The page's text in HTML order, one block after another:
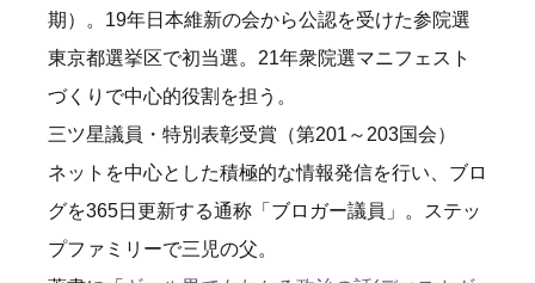
期）。19年日本維新の会から公認を受けた参院選
東京都選挙区で初当選。21年衆院選マニフェスト
づくりで中心的役割を担う。
三ツ星議員・特別表彰受賞（第201～203国会）
ネットを中心とした積極的な情報発信を行い、ブロ
グを365日更新する通称「ブロガー議員」。ステッ
プファミリーで三児の父。